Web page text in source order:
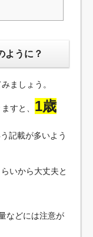
ように？
ましょう。
すと、 1歳
記載が多いよう
いから大丈夫と
などには注意が